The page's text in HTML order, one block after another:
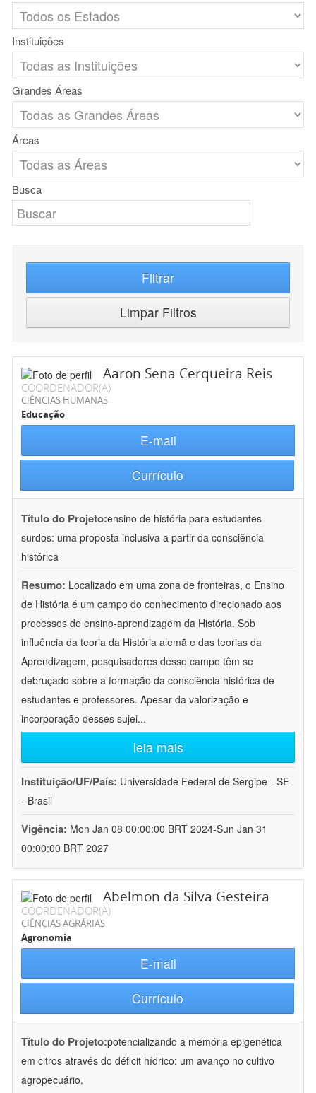
Instituições
Grandes Áreas
Áreas
Busca
Filtrar
Limpar Filtros
Aaron Sena Cerqueira Reis
COORDENADOR(A)
CIÊNCIAS HUMANAS
Educação
E-mail
Currículo
Título do Projeto:ensino de história para estudantes
surdos: uma proposta inclusiva a partir da consciência
histórica
Resumo: Localizado em uma zona de fronteiras, o Ensino
de História é um campo do conhecimento direcionado aos
processos de ensino-aprendizagem da História. Sob
influência da teoria da História alemã e das teorias da
Aprendizagem, pesquisadores desse campo têm se
debruçado sobre a formação da consciência histórica de
estudantes e professores. Apesar da valorização e
incorporação desses sujei...
leia mais
Instituição/UF/País: Universidade Federal de Sergipe - SE
- Brasil
Vigência: Mon Jan 08 00:00:00 BRT 2024-Sun Jan 31
00:00:00 BRT 2027
Abelmon da Silva Gesteira
COORDENADOR(A)
CIÊNCIAS AGRÁRIAS
Agronomia
E-mail
Currículo
Título do Projeto:potencializando a memória epigenética
em citros através do déficit hídrico: um avanço no cultivo
agropecuário.